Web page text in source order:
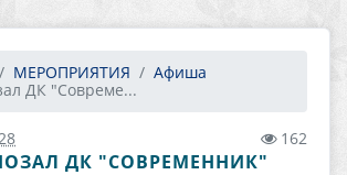
МЕРОПРИЯТИЯ
Афиша
ДК "Совреме...
162
ДК "СОВРЕМЕННИК"